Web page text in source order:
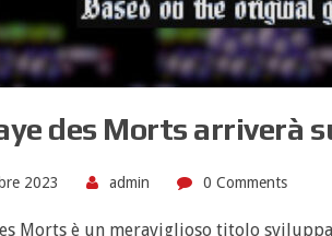
des Morts arriverà
2023 admin 0 Comments
Morts è un meraviglioso titolo